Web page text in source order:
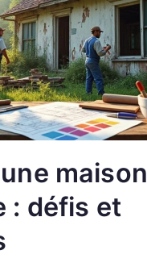
maison
: défis et